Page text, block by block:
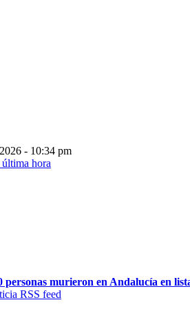
- 10:34 pm
personas murieron en Andalucía en